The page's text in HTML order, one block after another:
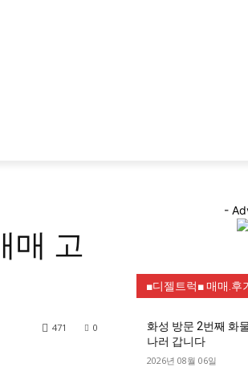
매 고
0
471
-
■디젤트럭■ 매매.후
화성 방문 2번째 화
나러 갑니다
2026년 08월 06일